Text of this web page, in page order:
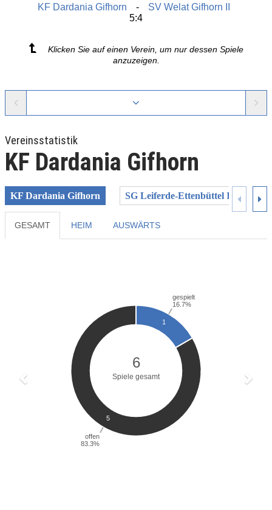
KF Dardania Gifhorn
SV Welat Gifhorn II
5:4
Klicken Sie auf einen Verein, um nur dessen Spiele
anzuzeigen.
Vereinsstatistik
KF Dardania Gifhorn
KF Dardania Gifhorn SG Leiferde-Ettenbüttel II
GESAMT HEIM AUSWÄRTS